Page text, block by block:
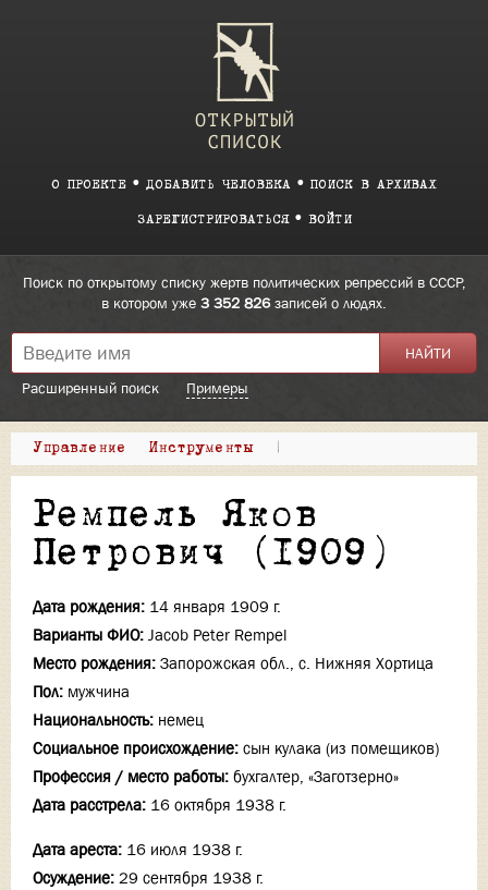
О ПРОЕКТЕ ДОБАВИТЬ ЧЕЛОВЕКА ПОИСК В АРХИВАХ
ЗАРЕГИСТРИРОВАТЬСЯ ВОЙТИ
Поиск по открытому списку жертв политических репрессий в СССР,
в котором уже 3 352 826записей о людях.
Расширенный поиск Примеры
Управление Инструменты |
Ремпель Яков
Петрович (1909)
Дата рождения: 14 января 1909 г.
Варианты ФИО: Jacob Peter Rempel
Место рождения: Запорожская обл., с. Нижняя Хортица
Пол: мужчина
Национальность: немец
Социальное происхождение: сын кулака (из помещиков)
Профессия / место работы: бухгалтер, «Заготзерно»
Дата расстрела: 16 октября 1938 г.
Дата ареста: 16 июля 1938 г.
Осуждение: 29 сентября 1938 г.